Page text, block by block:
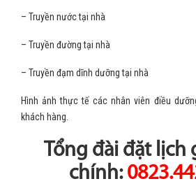
– Truyền nước tại nhà
– Truyền đường tại nhà
– Truyền đạm dĩnh dưỡng tại nhà
Hình ảnh thực tế các nhân viên điều
khách hàng.
Tổng đài đặt lịch
chính: